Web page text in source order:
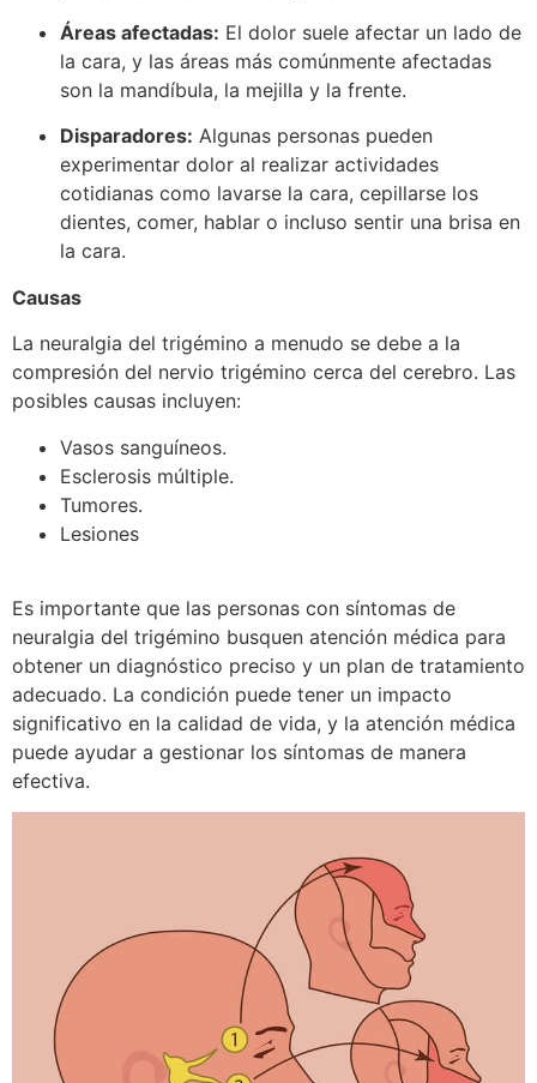
Áreas afectadas: El dolor suele afectar un lado de
la cara, y las áreas más comúnmente afectadas
son la mandíbula, la mejilla y la frente.
Disparadores: Algunas personas pueden
experimentar dolor al realizar actividades
cotidianas como lavarse la cara, cepillarse los
dientes, comer, hablar o incluso sentir una brisa en
la cara.
Causas
La neuralgia del trigémino a menudo se debe a la
compresión del nervio trigémino cerca del cerebro. Las
posibles causas incluyen:
Vasos sanguíneos.
Esclerosis múltiple.
Tumores.
Lesiones
Es importante que las personas con síntomas de
neuralgia del trigémino busquen atención médica para
obtener un diagnóstico preciso y un plan de tratamiento
adecuado. La condición puede tener un impacto
significativo en la calidad de vida, y la atención médica
puede ayudar a gestionar los síntomas de manera
efectiva.